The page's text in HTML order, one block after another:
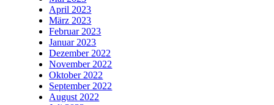
April 2023
März 2023
Februar 2023
Januar 2023
Dezember 2022
November 2022
Oktober 2022
September 2022
August 2022